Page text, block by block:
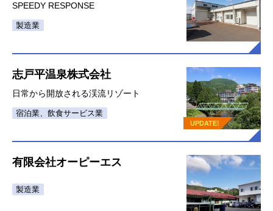
SPEEDY RESPONSE
製造業
UPDATE!
志戸平温泉株式会社
日常から開放される渓流リゾート
宿泊業、飲食サービス業
有限会社オーピーエス
製造業